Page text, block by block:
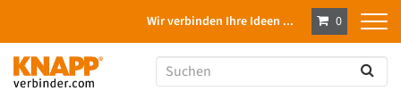
Wir verbinden Ihre Ideen ... 0